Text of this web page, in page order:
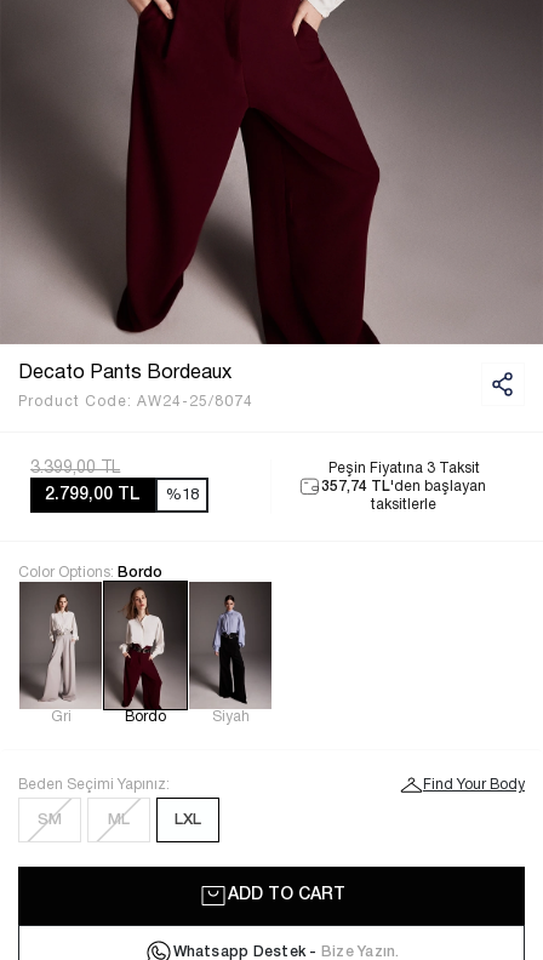
Decato Pants Bordeaux
Product Code: AW24-25/8074
3.399,00 TL
2.799,00 TL
%18
Peşin Fiyatına 3 Taksit
357,74 TL'den başlayan
taksitlerle
Color Options: Bordo
Gri Bordo Siyah
Beden Seçimi Yapınız: Find Your Body
SM ML LXL
ADD TO CART
Whatsapp Destek - Bize Yazın.